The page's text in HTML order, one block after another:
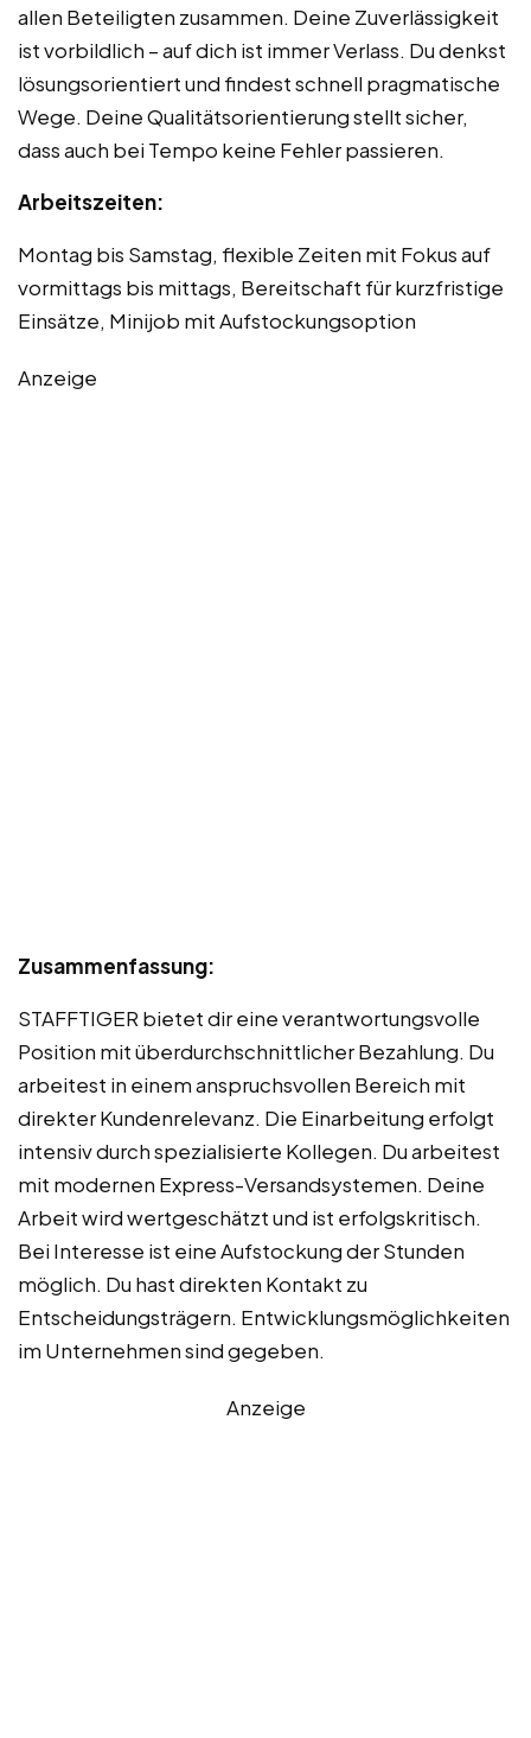
allen Beteiligten zusammen. Deine Zuverlässigkeit
ist vorbildlich – auf dich ist immer Verlass. Du denkst
lösungsorientiert und findest schnell pragmatische
Wege. Deine Qualitätsorientierung stellt sicher,
dass auch bei Tempo keine Fehler passieren.
Arbeitszeiten:
Montag bis Samstag, flexible Zeiten mit Fokus auf
vormittags bis mittags, Bereitschaft für kurzfristige
Einsätze, Minijob mit Aufstockungsoption
Anzeige
Zusammenfassung:
STAFFTIGER bietet dir eine verantwortungsvolle
Position mit überdurchschnittlicher Bezahlung. Du
arbeitest in einem anspruchsvollen Bereich mit
direkter Kundenrelevanz. Die Einarbeitung erfolgt
intensiv durch spezialisierte Kollegen. Du arbeitest
mit modernen Express-Versandsystemen. Deine
Arbeit wird wertgeschätzt und ist erfolgskritisch.
Bei Interesse ist eine Aufstockung der Stunden
möglich. Du hast direkten Kontakt zu
Entscheidungsträgern. Entwicklungsmöglichkeiten
im Unternehmen sind gegeben.
Anzeige